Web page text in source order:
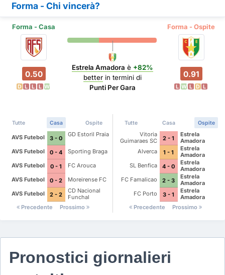
Forma - Chi vincerà?
Forma - Casa Forma - Ospite
0.50
D L L L W
Estrela Amadora è +82%
betterin termini di
Punti Per Gara
0.91
L W L D L
Tutte Casa Ospite
AVS Futebol 3 - 0
GD Estoril Praia
AVS Futebol 0 - 4
Sporting Braga
AVS Futebol
0 - 1
FC Arouca
AVS Futebol
0 - 2
Moreirense FC
AVS Futebol
2 - 2
CD Nacional
Funchal
Precedente
Prossimo
Tutte Casa Ospite
Vitoria
Guimaraes SC
2 - 1
Estrela
Amadora
Alverca
1 - 1
Estrela
Amadora
SL Benfica
4 - 0
Estrela
Amadora
FC Famalicao
2 - 3
Estrela
Amadora
FC Porto
3 - 1
Estrela
Amadora
Precedente
Prossimo
Pronostici giornalieri